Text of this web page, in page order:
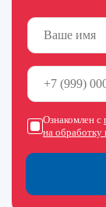
Ознакомлен с
на